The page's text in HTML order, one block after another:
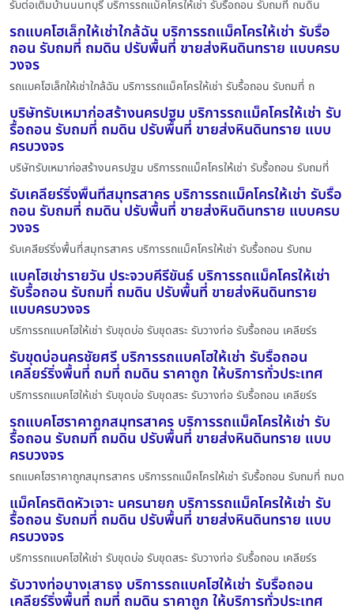
รับต่อเติมบ้านนนทบุรี บริการรถแม็คโครให้เช่า รับรื้อถอน รับถมที่ ถมดิน
รถแบคโฮเล็กให้เช่าใกล้ฉัน บริการรถแม็คโครให้เช่า รับรื้อ
ถอน รับถมที่ ถมดิน ปรับพื้นที่ ขายส่งหินดินทราย แบบครบ
วงจร
รถแบคโฮเล็กให้เช่าใกล้ฉัน บริการรถแม็คโครให้เช่า รับรื้อถอน รับถมที่ ถ
บริษัทรับเหมาก่อสร้างนครปฐม บริการรถแม็คโครให้เช่า รับ
รื้อถอน รับถมที่ ถมดิน ปรับพื้นที่ ขายส่งหินดินทราย แบบ
ครบวงจร
บริษัทรับเหมาก่อสร้างนครปฐม บริการรถแม็คโครให้เช่า รับรื้อถอน รับถมที่
รับเคลียร์ริ่งพื้นที่สมุทรสาคร บริการรถแม็คโครให้เช่า รับรื้อ
ถอน รับถมที่ ถมดิน ปรับพื้นที่ ขายส่งหินดินทราย แบบครบ
วงจร
รับเคลียร์ริ่งพื้นที่สมุทรสาคร บริการรถแม็คโครให้เช่า รับรื้อถอน รับถม
แบคโฮเช่ารายวัน ประจวบคีรีขันธ์ บริการรถแม็คโครให้เช่า
รับรื้อถอน รับถมที่ ถมดิน ปรับพื้นที่ ขายส่งหินดินทราย
แบบครบวงจร
บริการรถแบคโฮให้เช่า รับขุดบ่อ รับขุดสระ รับวางท่อ รับรื้อถอน เคลียร์ร
รับขุดบ่อนครชัยศรี บริการรถแบคโฮให้เช่า รับรื้อถอน
เคลียร์ริ่งพื้นที่ ถมที่ ถมดิน ราคาถูก ให้บริการทั่วประเทศ
บริการรถแบคโฮให้เช่า รับขุดบ่อ รับขุดสระ รับวางท่อ รับรื้อถอน เคลียร์ร
รถแบคโฮราคาถูกสมุทรสาคร บริการรถแม็คโครให้เช่า รับ
รื้อถอน รับถมที่ ถมดิน ปรับพื้นที่ ขายส่งหินดินทราย แบบ
ครบวงจร
รถแบคโฮราคาถูกสมุทรสาคร บริการรถแม็คโครให้เช่า รับรื้อถอน รับถมที่ ถมด
แม็คโครติดหัวเจาะ นครนายก บริการรถแม็คโครให้เช่า รับ
รื้อถอน รับถมที่ ถมดิน ปรับพื้นที่ ขายส่งหินดินทราย แบบ
ครบวงจร
บริการรถแบคโฮให้เช่า รับขุดบ่อ รับขุดสระ รับวางท่อ รับรื้อถอน เคลียร์ร
รับวางท่อบางเสาธง บริการรถแบคโฮให้เช่า รับรื้อถอน
เคลียร์ริ่งพื้นที่ ถมที่ ถมดิน ราคาถูก ให้บริการทั่วประเทศ